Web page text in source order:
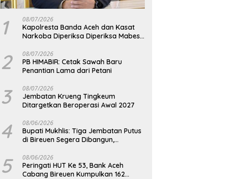
1 08/07/2026
Kapolresta Banda Aceh dan Kasat
Narkoba Diperiksa Diperiksa Mabes
2 08/07/2026
PB HIMABIR: Cetak Sawah Baru
Penantian Lama dari Petani
3 08/07/2026
Jembatan Krueng Tingkeum
Ditargetkan Beroperasi Awal 2027
4 08/06/2026
Bupati Mukhlis: Tiga Jembatan Putus
di Bireuen Segera Dibangun,
5 08/06/2026
Peringati HUT Ke 53, Bank Aceh
Cabang Bireuen Kumpulkan 162